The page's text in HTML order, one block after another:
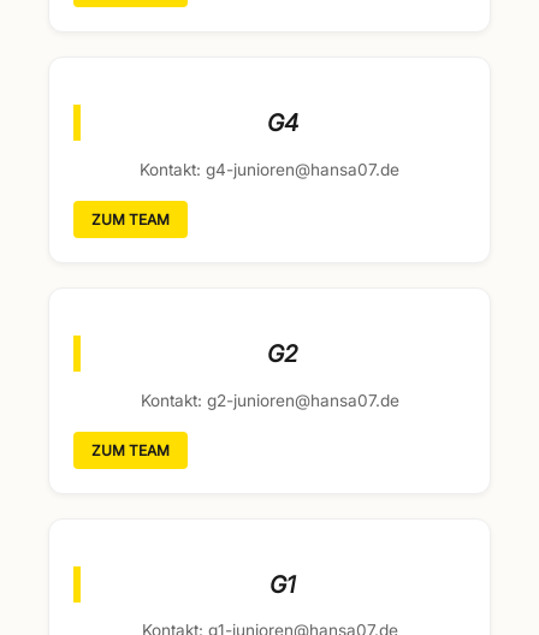
G4
Kontakt: g4-junioren@hansa07.de
ZUM TEAM
G2
Kontakt: g2-junioren@hansa07.de
ZUM TEAM
G1
Kontakt: g1-junioren@hansa07.de